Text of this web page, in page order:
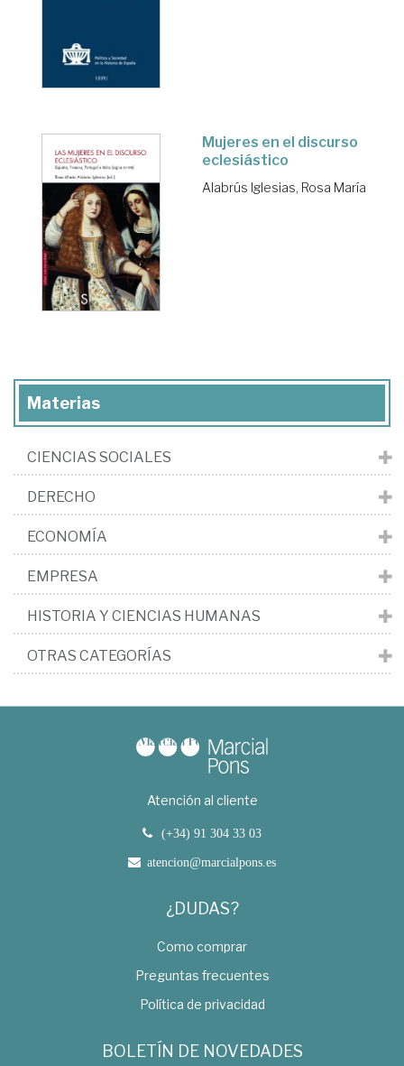
Mujeres en el discurso
eclesiástico
Alabrús Iglesias, Rosa María
Materias
CIENCIAS SOCIALES
DERECHO
ECONOMÍA
EMPRESA
HISTORIA Y CIENCIAS HUMANAS
OTRAS CATEGORÍAS
Atención al cliente
(+34) 91 304 33 03
atencion@marcialpons.es
¿DUDAS?
Como comprar
Preguntas frecuentes
Política de privacidad
BOLETÍN DE NOVEDADES